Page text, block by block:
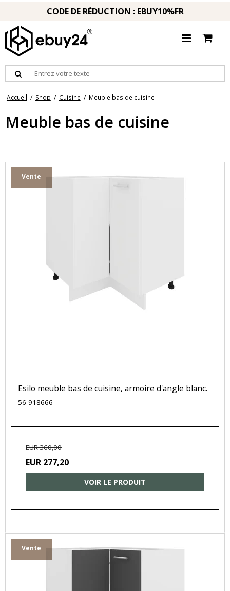
CODE DE RÉDUCTION : EBUY10%FR
Accueil / Shop / Cuisine / Meuble bas de cuisine
Meuble bas de cuisine
Vente
Esilo meuble bas de cuisine, armoire d'angle blanc.
56-918666
EUR 360,00
EUR 277,20
VOIR LE PRODUIT
Vente